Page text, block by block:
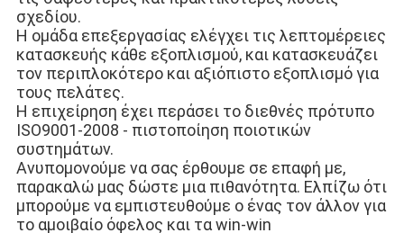
σχεδίου.
Η ομάδα επεξεργασίας ελέγχει τις λεπτομέρειες
κατασκευής κάθε εξοπλισμού, και κατασκευάζει
τον περιπλοκότερο και αξιόπιστο εξοπλισμό για
τους πελάτες.
Η επιχείρηση έχει περάσει το διεθνές πρότυπο
ISO9001-2008 - πιστοποίηση ποιοτικών
συστημάτων.
Ανυπομονούμε να σας έρθουμε σε επαφή με,
παρακαλώ μας δώστε μια πιθανότητα. Ελπίζω ότι
μπορούμε να εμπιστευθούμε ο ένας τον άλλον για
το αμοιβαίο όφελος και τα win-win